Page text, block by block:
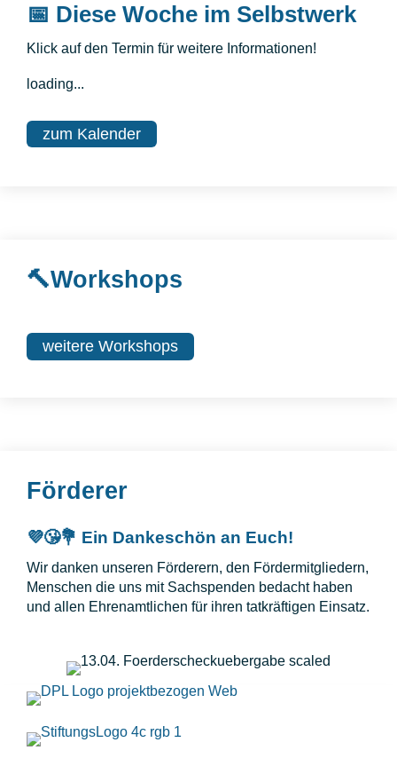
📅 Diese Woche im Selbstwerk
Klick auf den Termin für weitere Informationen!
loading...
zum Kalender
🔨Workshops
weitere Workshops
Förderer
💜😘💐 Ein Dankeschön an Euch!
Wir danken unseren Förderern, den Fördermitgliedern,
Menschen die uns mit Sachspenden bedacht haben
und allen Ehrenamtlichen für ihren tatkräftigen Einsatz.